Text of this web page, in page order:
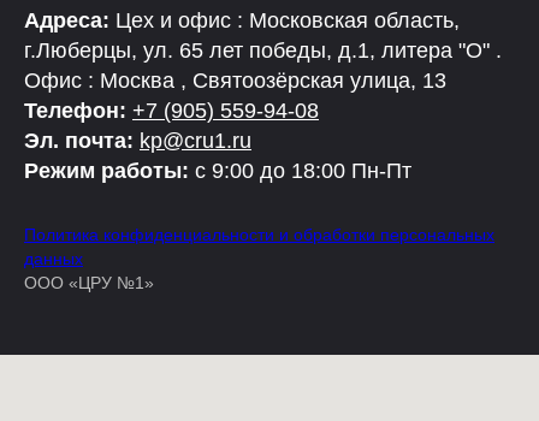
Адреса: Цех и офис : Московская область,
г.Люберцы, ул. 65 лет победы, д.1, литера "О" .
Офис : Москва , Святоозёрская улица, 13
Телефон: +7 (905) 559-94-08
Эл. почта: kp@cru1.ru
Режим работы: с 9:00 до 18:00 Пн-Пт
Политика конфиденциальности и обработки персональных
данных
ООО «ЦРУ №1»